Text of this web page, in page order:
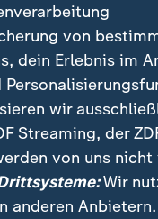
von
dein Erlebnis im
wir
Streaming, der
von uns nicht
Wir
anderen